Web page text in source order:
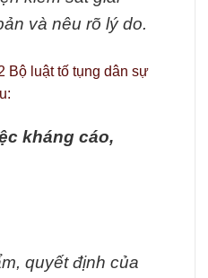
và nêu rõ lý do.
Bộ luật tố tụng dân sự
kháng cáo,
quyết định của